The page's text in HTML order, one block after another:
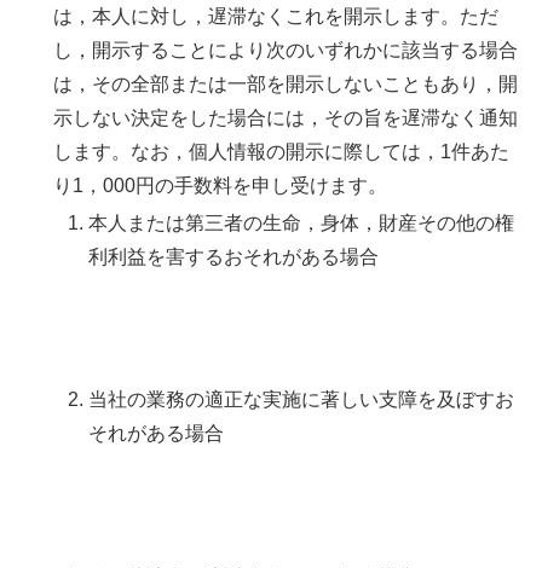
は，本人に対し，遅滞なくこれを開示します。ただ
し，開示することにより次のいずれかに該当する場合
は，その全部または一部を開示しないこともあり，開
示しない決定をした場合には，その旨を遅滞なく通知
します。なお，個人情報の開示に際しては，1件あた
り1，000円の手数料を申し受けます。
本人または第三者の生命，身体，財産その他の権
利利益を害するおそれがある場合
当社の業務の適正な実施に著しい支障を及ぼすお
それがある場合